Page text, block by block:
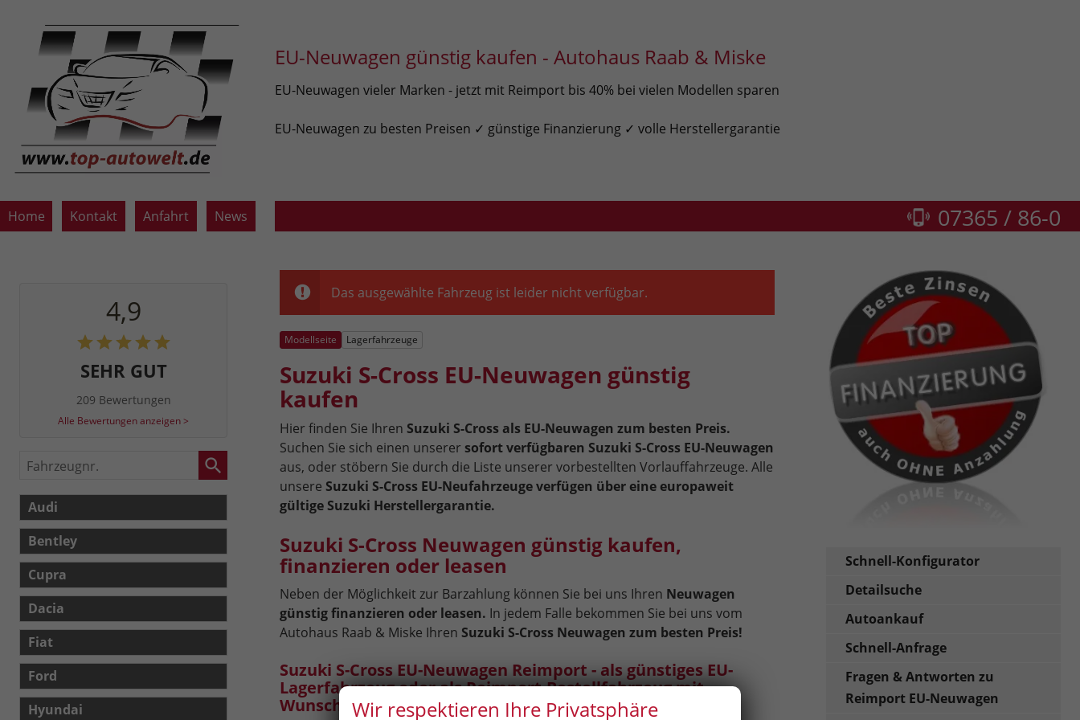
EU-Neuwagen günstig kaufen - Autohaus Raab & Miske
EU-Neuwagen vieler Marken - jetzt mit Reimport bis 40% bei vielen Modellen sparen
EU-Neuwagen zu besten Preisen ✓ günstige Finanzierung ✓ volle Herstellergarantie
Home Kontakt Anfahrt News 07365 / 86-0
Das ausgewählte Fahrzeug ist leider nicht verfügbar.
Modellseite Lagerfahrzeuge
Suzuki S-Cross EU-Neuwagen günstig
kaufen
Hier finden Sie Ihren Suzuki S-Cross als EU-Neuwagen zum besten Preis.
Suchen Sie sich einen unserer sofort verfügbaren Suzuki S-Cross EU-Neuwagen
aus, oder stöbern Sie durch die Liste unserer vorbestellten Vorlauffahrzeuge. Alle
unsere Suzuki S-Cross EU-Neufahrzeuge verfügen über eine europaweit
gültige Suzuki Herstellergarantie.
Suzuki S-Cross Neuwagen günstig kaufen,
finanzieren oder leasen
Neben der Möglichkeit zur Barzahlung können Sie bei uns Ihren Neuwagen
günstig finanzieren oder leasen. In jedem Falle bekommen Sie bei uns vom
Autohaus Raab & Miske Ihren Suzuki S-Cross Neuwagen zum besten Preis!
Suzuki S-Cross EU-Neuwagen Reimport - als günstiges EU-
Lagerfahrzeug oder als Reimport-Bestellfahrzeug mit
Wunschausstattung
4,9
SEHR GUT
209 Bewertungen
Alle Bewertungen anzeigen >
Fahrzeugnr.
Audi
Bentley
Cupra
Dacia
Fiat
Ford
Hyundai
Schnell-Konfigurator
Detailsuche
Autoankauf
Schnell-Anfrage
Fragen & Antworten zu
Reimport EU-Neuwagen
Wir respektieren Ihre Privatsphäre